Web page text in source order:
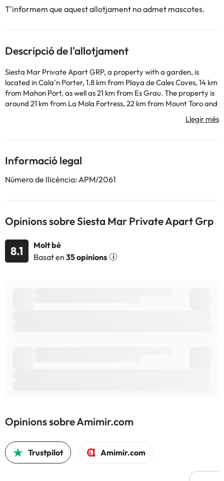
T'informem que aquest allotjament no admet mascotes.
Descripció de l'allotjament
Siesta Mar Private Apart GRP, a property with a garden, is
located in Cala'n Porter, 1.8 km from Playa de Cales Coves, 14 km
from Mahon Port, as well as 21 km from Es Grau. The property is
around 21 km from La Mola Fortress, 22 km from Mount Toro and
24 km from Golf Son Parc Menorca. The property is non-smoking
and is situated 400 metres from Cala en Porter Beach. The
property. The nearest airport is Menorca Airport, 11 km from
Siesta Mar Private Apart GRP.
This property will not accommodate hen, stag or similar parties.
informació d'aquesta fitxa està subjecta a canvis per part de
Informació legal
Número de llicència: APM/2061
Opinions sobre Siesta Mar Private Apart Grp
8.1
Molt bé
Basat en 35 opinions
Opinions sobre Amimir.com
Trustpilot Amimir.com